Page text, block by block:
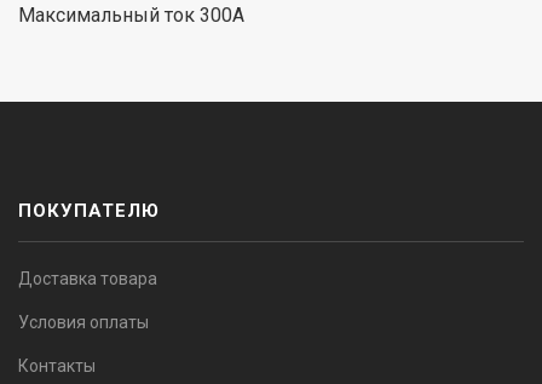
Максимальный ток 300А
ПОКУПАТЕЛЮ
Доставка товара
Условия оплаты
Контакты